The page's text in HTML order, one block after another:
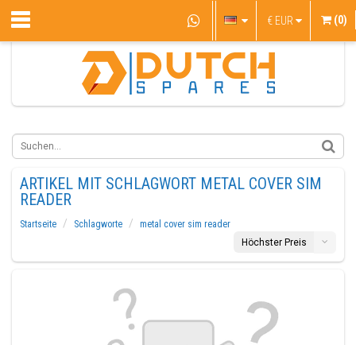
€ EUR (0)
ARTIKEL MIT SCHLAGWORT METAL COVER SIM
READER
Startseite Schlagworte
metal cover sim reader
Höchster Preis